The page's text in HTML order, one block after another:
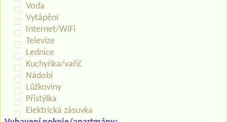
Voda
Vytápění
Internet/WiFi
Televize
Lednice
Kuchyňka/vařič
Nádobí
Lůžkoviny
Přistýlka
Elektrická zásuvka